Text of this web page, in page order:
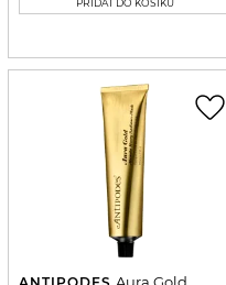
PŘIDAT DO KOŠÍKU
Aura Gold
favorite_border